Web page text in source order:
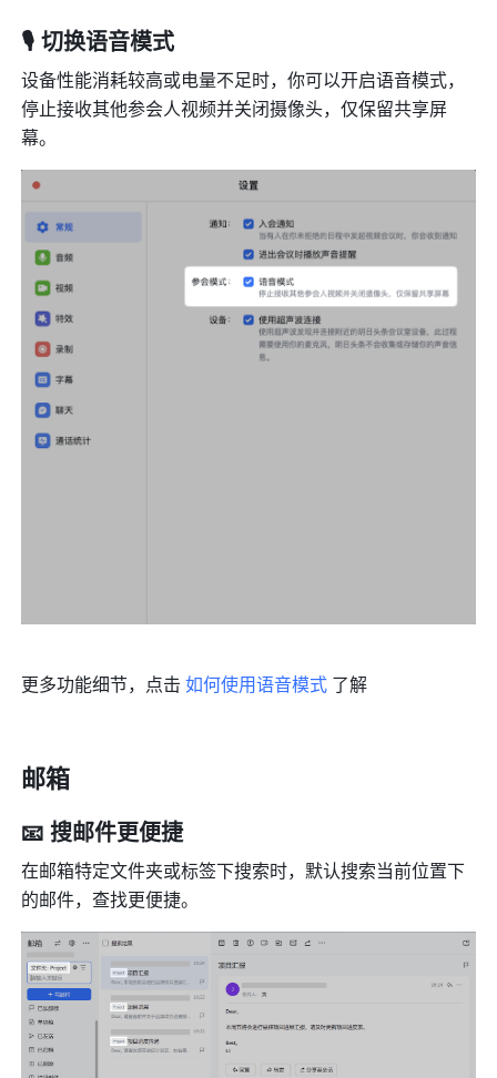
🎙 切换语音模式
设备性能消耗较高或电量不足时，你可以开启语音模式，
停止接收其他参会人视频并关闭摄像头，仅保留共享屏
幕。
更多功能细节，点击 如何使用语音模式 了解
邮箱
📧 搜邮件更便捷
在邮箱特定文件夹或标签下搜索时，默认搜索当前位置下
的邮件，查找更便捷。